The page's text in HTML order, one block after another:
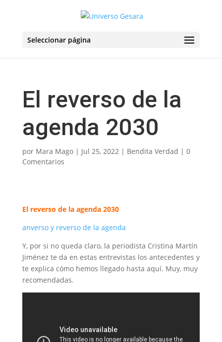
Seleccionar página
El reverso de la
agenda 2030
por Mara Mago| Jul 25, 2022| Bendita Verdad | 0
Comentarios
El reverso de la agenda 2030
anverso y reverso de la agenda
Y, por si no queda claro, la periodista Cristina Martín
Jiménez te da en estas entrevistas los antecedentes y
te explica cómo hemos llegado hasta aquí. Muy, muy
recomendadas.